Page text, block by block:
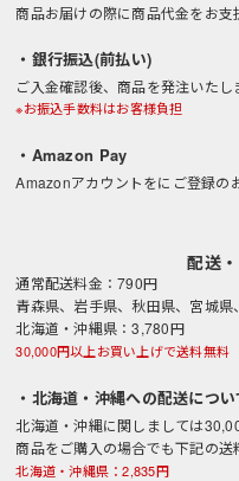
商品お届けの際に商品代金をお支
・銀行振込(前払い)
ご入金確認後、商品を発注いたし
※お振込手数料はお客様負担
・Amazon Pay
Amazonアカウントをにご登録の
配送
通常配送料金：790円
青森県、岩手県、秋田県、宮城
北海道・沖縄県：3,780円
30,000円以上お買い上げで送料無料
・北海道・沖縄への配送につい
北海道・沖縄に関しましては
商品をご購入の場合でも下記の送
北海道・沖縄県：2,835円